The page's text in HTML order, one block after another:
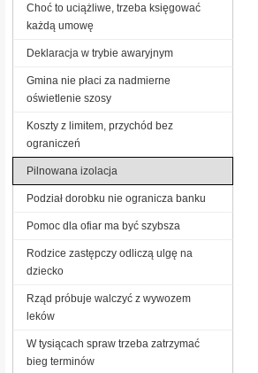
Choć to uciążliwe, trzeba księgować
każdą umowę
Deklaracja w trybie awaryjnym
Gmina nie płaci za nadmierne
oświetlenie szosy
Koszty z limitem, przychód bez
ograniczeń
Pilnowana izolacja
Podział dorobku nie ogranicza banku
Pomoc dla ofiar ma być szybsza
Rodzice zastępczy odliczą ulgę na
dziecko
Rząd próbuje walczyć z wywozem
leków
W tysiącach spraw trzeba zatrzymać
bieg terminów